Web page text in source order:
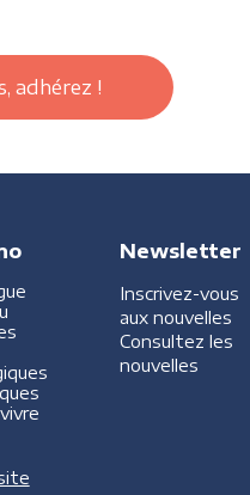
adhérez !
Newsletter
Inscrivez-vous
aux nouvelles
Consultez les
nouvelles